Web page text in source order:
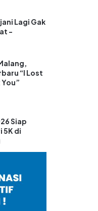
Lagi Gak
-
“I Lost
Siap
5K di